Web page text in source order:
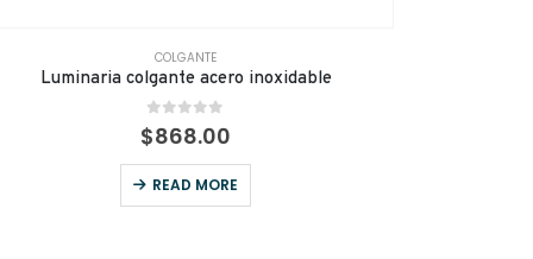
COLGANTE
Luminaria colgante acero inoxidable
0out of 5
$868.00
READ MORE